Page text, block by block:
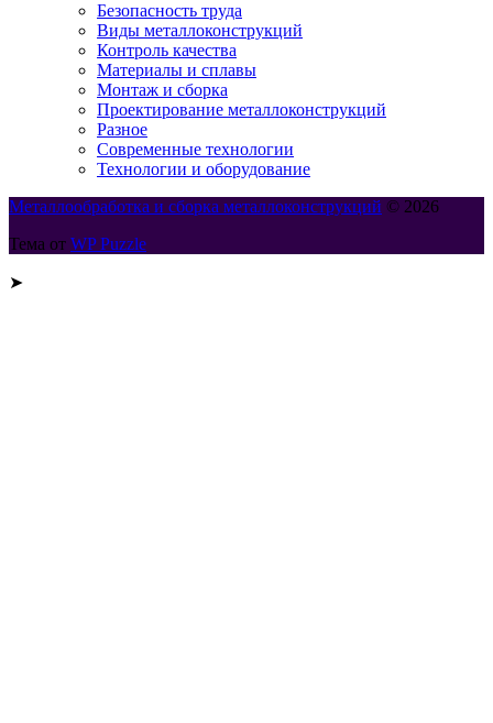
Безопасность труда
Виды металлоконструкций
Контроль качества
Материалы и сплавы
Монтаж и сборка
Проектирование металлоконструкций
Разное
Современные технологии
Технологии и оборудование
Металлообработка и сборка металлоконструкций © 2026
Тема от WP Puzzle
➤